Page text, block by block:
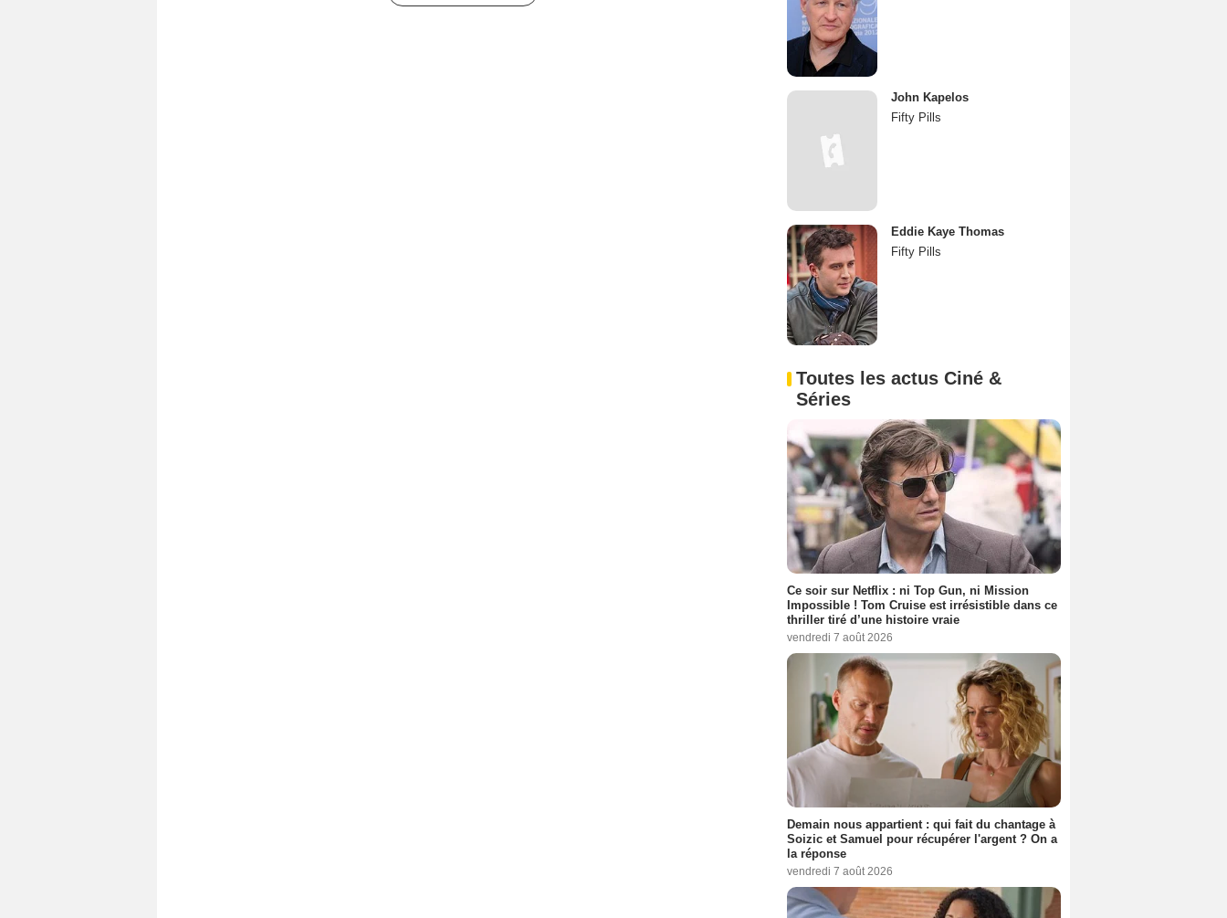
John Kapelos
Fifty Pills
Eddie Kaye Thomas
Fifty Pills
Toutes les actus Ciné &
Séries
Ce soir sur Netflix : ni Top Gun, ni Mission
Impossible ! Tom Cruise est irrésistible dans ce
thriller tiré d’une histoire vraie
vendredi 7 août 2026
Demain nous appartient : qui fait du chantage à
Soizic et Samuel pour récupérer l'argent ? On a
la réponse
vendredi 7 août 2026